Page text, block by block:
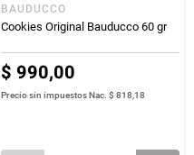
BAUDUCCO
Cookies Original Bauducco 60 gr
$ 990,00
Precio sin impuestos Nac.$ 818,18